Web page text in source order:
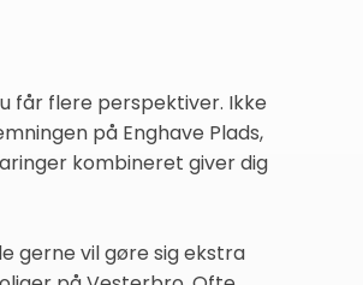
får flere perspektiver. Ikke
på Enghave Plads,
kombineret giver dig
gerne vil gøre sig ekstra